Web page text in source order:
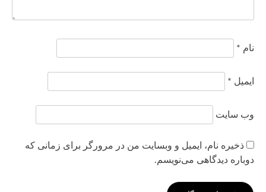
نام *
ایمیل *
وب‌ سایت
ذخیره نام، ایمیل و وبسایت من در مرورگر برای زمانی که
دوباره دیدگاهی می‌نویسم.